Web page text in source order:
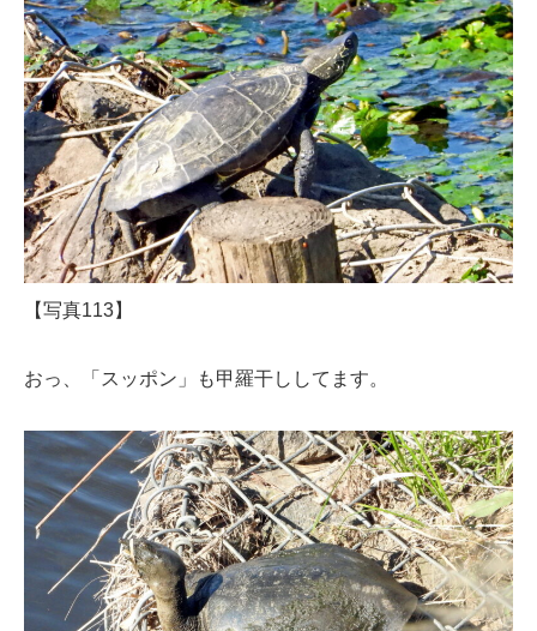
【写真113】
おっ、「スッポン」も甲羅干ししてます。